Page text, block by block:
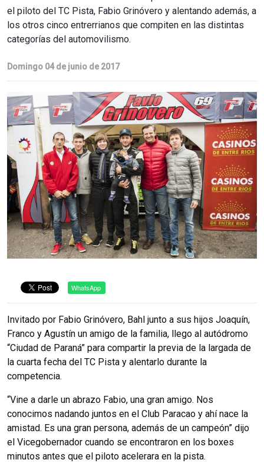
el piloto del TC Pista, Fabio Grinóvero y alentando además, a
los otros cinco entrerrianos que compiten en las distintas
categorías del automovilismo.
Domingo 04 de junio de 2017
WhatsApp
Invitado por Fabio Grinóvero, Bahl junto a sus hijos Joaquín,
Franco y Agustín un amigo de la familia, llego al autódromo
“Ciudad de Paraná” para compartir la previa de la largada de
la cuarta fecha del TC Pista y alentarlo durante la
competencia.
“Vine a darle un abrazo Fabio, una gran amigo. Nos
conocimos nadando juntos en el Club Paracao y ahí nace la
amistad. Es una gran persona, además de un campeón” dijo
el Vicegobernador cuando se encontraron en los boxes
minutos antes que el piloto acelerara en la pista.